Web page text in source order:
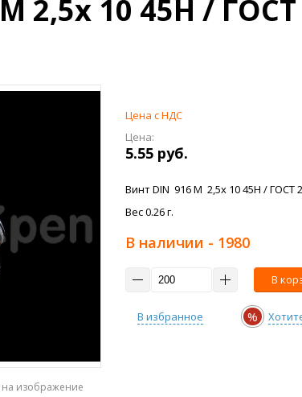
2,5x 10 45H / ГОСТ
на изображение
Цена с НДС
Цена:
5.55 руб.
Винт DIN 916 M 2,5x 10 45H / ГОСТ
Вес 0.26 г.
В наличии - 1980
В
В избранное %